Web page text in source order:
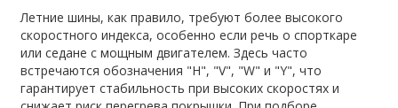
Летние шины, как правило, требуют более высокого
скоростного индекса, особенно если речь о спорткаре
или седане с мощным двигателем. Здесь часто
встречаются обозначения "H", "V", "W" и "Y", что
гарантирует стабильность при высоких скоростях и